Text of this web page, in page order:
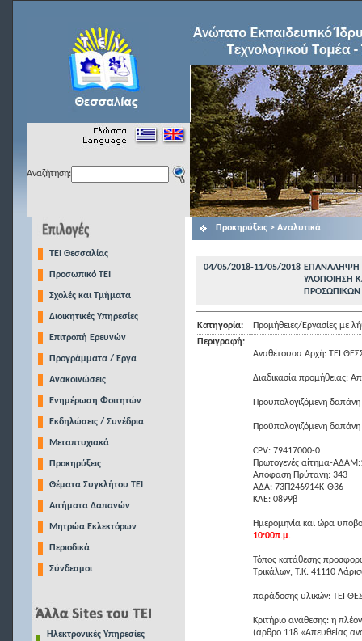
Αναζήτηση:
TEI Θεσσαλίας
Προσωπικό ΤΕΙ
Σχολές και Τμήματα
Διοικητικές Υπηρεσίες
Επιτροπή Ερευνών
Προγράμματα / Έργα
Ανακοινώσεις
Ενημέρωση Φοιτητών
Εκδηλώσεις / Συνέδρια
Μεταπτυχιακά
Προκηρύξεις
Θέματα Συγκλήτου ΤΕΙ
Αιτήματα Δαπανών
Μητρώα Εκλεκτόρων
Περιοδικά
Σύνδεσμοι
Ηλεκτρονικές Υπηρεσίες
Προκηρύξεις > Αναλυτικά
04/05/2018-11/05/2018 EΠΑΝΑΛΗΨΗ
ΥΛΟΠΟΙΗΣΗ
ΠΡΟΣΩΠΙΚΩΝ
Κατηγορία:
Προμήθειες/Εργασίες με
Περιγραφή:
Αναθέτουσα Αρχή: ΤΕΙ
Διαδικασία προμήθειας:
Προϋπολογιζόμενη
Προϋπολογιζόμενη
CPV: 79417000-0
Πρωτογενές αίτημα-
Απόφαση Πρύτανη: 343
ΑΔΑ: 73Π246914Κ-Θ36
ΚΑΕ: 0899β
Ημερομηνία και ώρα
10:00π.μ.
Τόπος κατάθεσης
Τρικάλων, Τ.Κ. 41110
παράδοσης υλικών: ΤΕΙ
Κριτήριο ανάθεσης: η
(άρθρο 118 «Απευθείας